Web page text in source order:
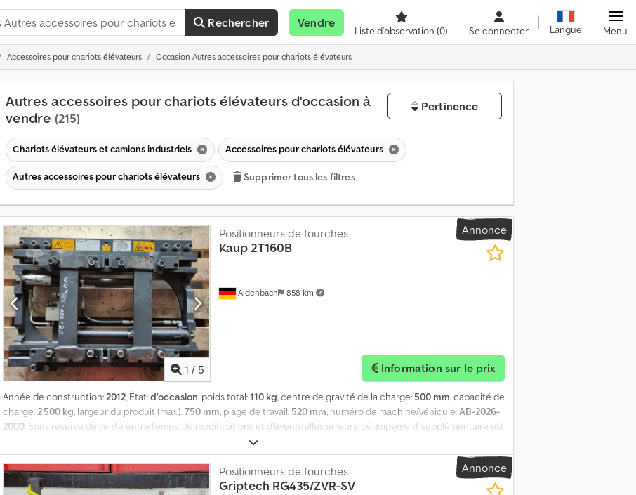
Rechercher Vendre
Liste d'observation (0) Se connecter Langue Menu
Accessoires pour chariots élévateurs Occasion Autres accessoires pour chariots élévateurs
Autres accessoires pour chariots élévateurs d'occasion à
vendre (215)
Pertinence
Chariots élévateurs et camions industriels Accessoires pour chariots élévateurs
Autres accessoires pour chariots élévateurs Supprimer tous les filtres
Annonce
1 / 5
Aidenbach 858 km
Positionneurs de fourches
Kaup2T160B
Information sur le prix
Année de construction:2012, État:d'occasion, poids total:110 kg, centre de gravité de la charge: 500 mm, capacité de
charge:2 500 kg, largeur du produit (max.):750 mm, plage de travail: 520 mm, numéro de machine/véhicule:AB-2026-
2000, Sous réserve de vente entre temps, de modifications et d’éventuelles erreurs. L’équipement supplémentaire est
vendu dans l’état où il se trouve (largeur d’ouverture : de 250 à 520 mm). Djdpfx Aozp Tc Uebbjck
Annonce
Positionneurs de fourches
Griptech RG435/ZVR-SV